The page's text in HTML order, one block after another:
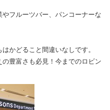
フルーツバー、パンコーナーな
かどること間違いなしです。
豊富さも必見！今までのロビン